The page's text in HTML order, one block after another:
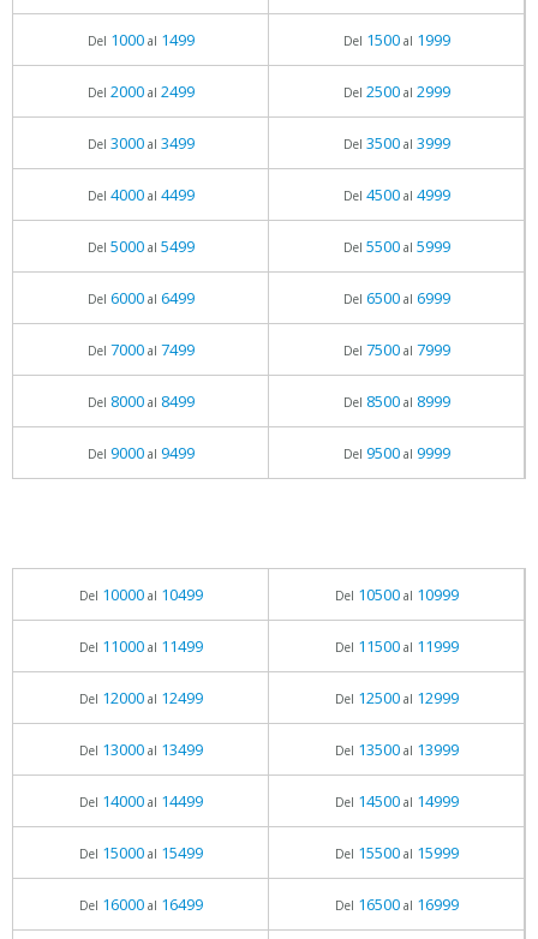
Del 1000al 1499 Del 1500al 1999
Del 2000al 2499 Del 2500al 2999
Del 3000al 3499 Del 3500al 3999
Del 4000al 4499 Del 4500al 4999
Del 5000al 5499 Del 5500al 5999
Del 6000al 6499 Del 6500al 6999
Del 7000al 7499 Del 7500al 7999
Del 8000al 8499 Del 8500al 8999
Del 9000al 9499 Del 9500al 9999
Del 10000al 10499 Del 10500al 10999
Del 11000al 11499 Del 11500al 11999
Del 12000al 12499 Del 12500al 12999
Del 13000al 13499 Del 13500al 13999
Del 14000al 14499 Del 14500al 14999
Del 15000al 15499 Del 15500al 15999
Del 16000al 16499 Del 16500al 16999